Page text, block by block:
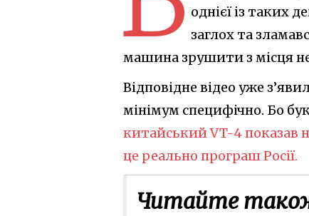
однієї із таких
заглох та
машина зрушити з місця
Відповідне відео уже
мінімум специфічно. Бо
китайський VT-4 показав
це реально програш Росії.
Читайте